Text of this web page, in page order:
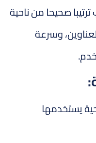
صحيحا من ناحية
وسرعة
يستخدمها